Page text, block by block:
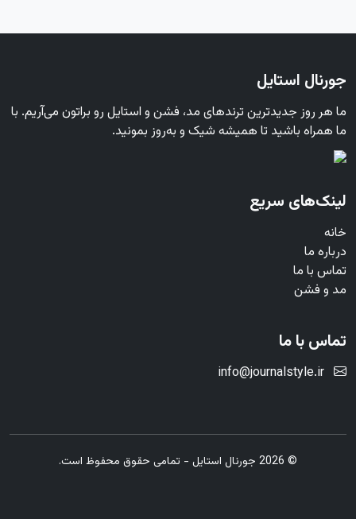
جورنال استایل
ما هر روز جدیدترین ترندهای مد، فشن و استایل رو براتون می‌آریم. با
ما همراه باشید تا همیشه شیک و به‌روز بمونید.
لینک‌های سریع
خانه
درباره ما
تماس با ما
مد و فشن
تماس با ما
info@journalstyle.ir
© 2026 جورنال استایل - تمامی حقوق محفوظ است.